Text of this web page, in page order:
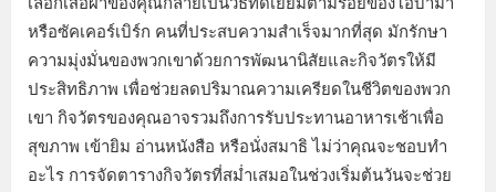
หรือซัคเคอร์เบิร์ก คนที่ประสบความสำเร็จมากที่สุด มักรักษา
ความมุ่งมั่นของพวกเขาด้วยการพัฒนานิสัยและกิจวัตรให้มี
ประสิทธิภาพ เพื่อช่วยลดปริมาณความเครียดในชีวิตของพวก
เขา กิจวัตรของคุณอาจรวมถึงการรับประทานอาหารเช้าเพื่อ
สุขภาพ เข้ายิม อ่านหนังสือ หรือนั่งสมาธิ ไม่ว่าคุณจะชอบทำ
อะไร การจัดตารางกิจวัตรที่สม่ำเสมอในช่วงเริ่มต้นวันจะช่วย